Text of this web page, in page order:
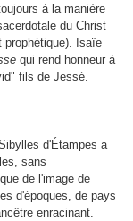
à la manière
du Christ
Isaïe
qui rend honneur à
fils de Jessé.
d'Étampes a
sans
de l'image de
d'époques, de pays
enracinant.